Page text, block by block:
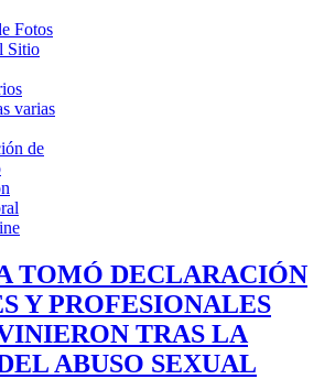
Fotos
Sitio
varias
de
TOMÓ DECLARACIÓN
Y PROFESIONALES
TRAS LA
ABUSO SEXUAL